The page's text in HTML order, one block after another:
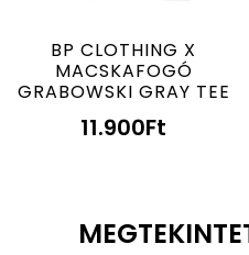
BP CLOTHING X
MACSKAFOGÓ
GRABOWSKI GRAY TEE
11.900Ft